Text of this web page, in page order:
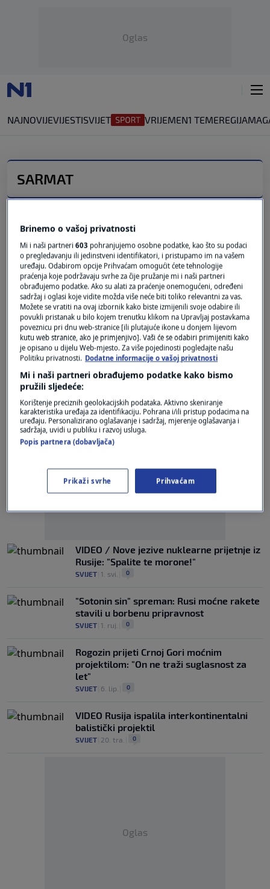
Oglas
NAJNOVIJEVIJESTISVIJET VRIJEMEN1 TEMEREGIJA
SARMAT
PRIJETNJA
usijane glave Zapada”
"SARMAT"
VIDEO / Putin kaže da je nova ruska
balistička raketa "najmoćnija na svijetu"
SVIJET| 13. svi.| 0
DOMET 35 000 KM
Putin: Rasporedit ćemo najmoćniji
strateški nuklearni projektil Sarmat do
kraja godine
SVIJET|12. svi.|
VIDEO / Nove jezive nuklearne prijetnje iz
Rusije: "Spalite te morone!"
SVIJET 1. svi. 0
"Sotonin sin" spreman: Rusi moćne rakete
stavili u borbenu pripravnost
SVIJET 1. ruj. 0
Rogozin prijeti Crnoj Gori moćnim
projektilom: "On ne traži suglasnost za
let"
SVIJET 6. lip. 0
VIDEO Rusija ispalila interkontinentalni
balistički projektil
SVIJET 20. tra. 0
Oglas
Brinemo o vašoj privatnosti
Mi i naši partneri603 pohranjujemo osobne podatke, kao što su podaci
o pregledavanju ili jedinstveni identifikatori, i pristupamo im na vašem
uređaju. Odabirom opcije Prihvaćam omogućit ćete tehnologije
praćenja koje podržavaju svrhe za čije pružanje mi i naši partneri
obrađujemo podatke. Ako su alati za praćenje onemogućeni, određeni
sadržaj i oglasi koje vidite možda više neće biti toliko relevantni za vas.
Možete se vratiti na ovaj izbornik kako biste izmijenili svoje odabire ili
povukli pristanak u bilo kojem trenutku klikom na Upravljaj postavkama
poveznicu pri dnu web-stranice [ili plutajuće ikone u donjem lijevom
kutu web stranice, ako je primjenjivo]. Vaši će se odabiri primijeniti kako
je opisano u dijelu Web-mjesto. Za više pojedinosti pogledajte našu
Politiku privatnosti. Dodatne informacije o vašoj privatnosti
Mi i naši partneri obrađujemo podatke kako bismo
pružili sljedeće:
Korištenje preciznih geolokacijskih podataka. Aktivno skeniranje
karakteristika uređaja za identifikaciju. Pohrana i/ili pristup podacima na
uređaju. Personalizirano oglašavanje i sadržaj, mjerenje oglašavanja i
sadržaja, uvidi u publiku i razvoj usluga.
Popis partnera (dobavljača)
Prikaži svrhe Prihvaćam